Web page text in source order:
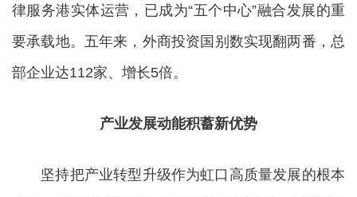
律服务港实体运营，已成为“五个中心”融合发展的重
要承载地。五年来，外商投资国别数实现翻两番，总
部企业达112家、增长5倍。
产业发展动能积蓄新优势
坚持把产业转型升级作为虹口高质量发展的根本